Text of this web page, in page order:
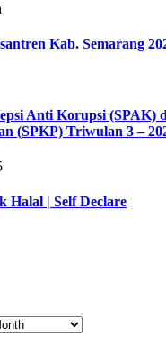
Kab. Semarang
Anti Korupsi (SPAK)
(SPKP) Triwulan 3 –
Halal | Self Declare